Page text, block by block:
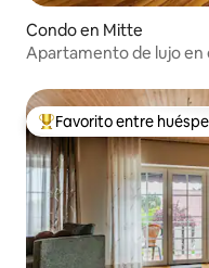
Condo en Mitte
Apartamento de lujo en
Favorito entre
Favorito entre